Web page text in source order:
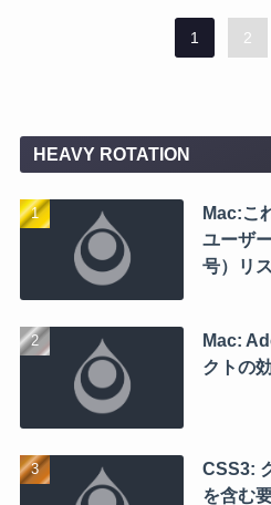
1 2
HEAVY ROTATION
Mac:こ
ユーザ
号）リ
Mac:
クトの
CSS3:
を含む